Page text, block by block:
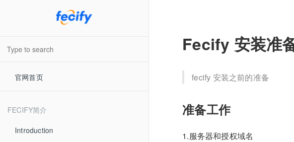
官网首页
FECIFY简介
Introduction
Fecify 安装准
fecify 安装之前的准备
准备工作
1.服务器和授权域名